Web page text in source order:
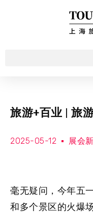
旅游+百业 | 旅
2025-05-12 展会
毫无疑问，今年五
和多个景区的火爆